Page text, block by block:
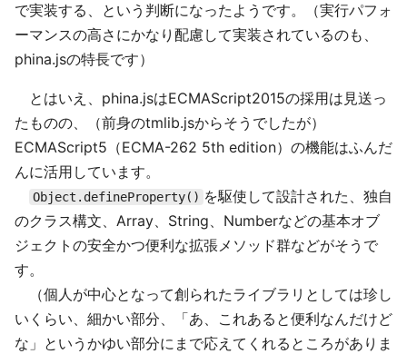
で実装する、という判断になったようです。（実行パフォ
ーマンスの高さにかなり配慮して実装されているのも、
phina.jsの特長です）
とはいえ、phina.jsはECMAScript2015の採用は見送っ
たものの、（前身のtmlib.jsからそうでしたが）
ECMAScript5（ECMA-262 5th edition）の機能はふんだ
んに活用しています。
Object.defineProperty() を駆使して設計された、独自
のクラス構文、Array、String、Numberなどの基本オブ
ジェクトの安全かつ便利な拡張メソッド群などがそうで
す。
（個人が中心となって創られたライブラリとしては珍し
いくらい、細かい部分、「あ、これあると便利なんだけど
な」というかゆい部分にまで応えてくれるところがありま